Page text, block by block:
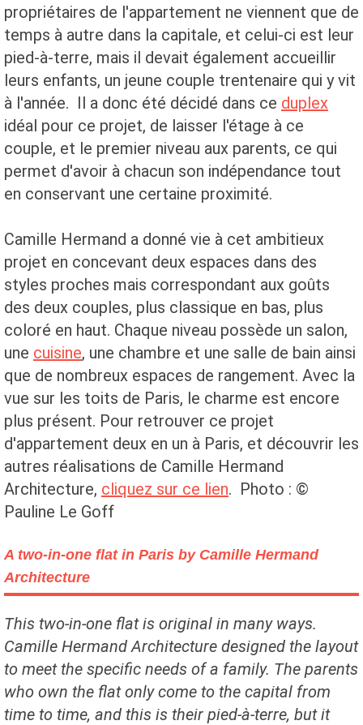
propriétaires de l'appartement ne viennent que de
temps à autre dans la capitale, et celui-ci est leur
pied-à-terre, mais il devait également accueillir
leurs enfants, un jeune couple trentenaire qui y vit
à l'année. Il a donc été décidé dans ce duplex
idéal pour ce projet, de laisser l'étage à ce
couple, et le premier niveau aux parents, ce qui
permet d'avoir à chacun son indépendance tout
en conservant une certaine proximité.
Camille Hermand a donné vie à cet ambitieux
projet en concevant deux espaces dans des
styles proches mais correspondant aux goûts
des deux couples, plus classique en bas, plus
coloré en haut. Chaque niveau possède un salon,
une cuisine, une chambre et une salle de bain ainsi
que de nombreux espaces de rangement. Avec la
vue sur les toits de Paris, le charme est encore
plus présent. Pour retrouver ce projet
d'appartement deux en un à Paris, et découvrir les
autres réalisations de Camille Hermand
Architecture, cliquez sur ce lien. Photo : ©
Pauline Le Goff
A two-in-one flat in Paris by Camille Hermand
Architecture
This two-in-one flat is original in many ways.
Camille Hermand Architecture designed the layout
to meet the specific needs of a family. The parents
who own the flat only come to the capital from
time to time, and this is their pied-à-terre, but it